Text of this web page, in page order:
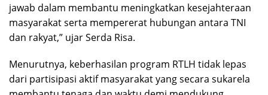
jawab dalam membantu meningkatkan kesejahteraan
masyarakat serta mempererat hubungan antara TNI
dan rakyat,” ujar Serda Risa.
Menurutnya, keberhasilan program RTLH tidak lepas
dari partisipasi aktif masyarakat yang secara sukarela